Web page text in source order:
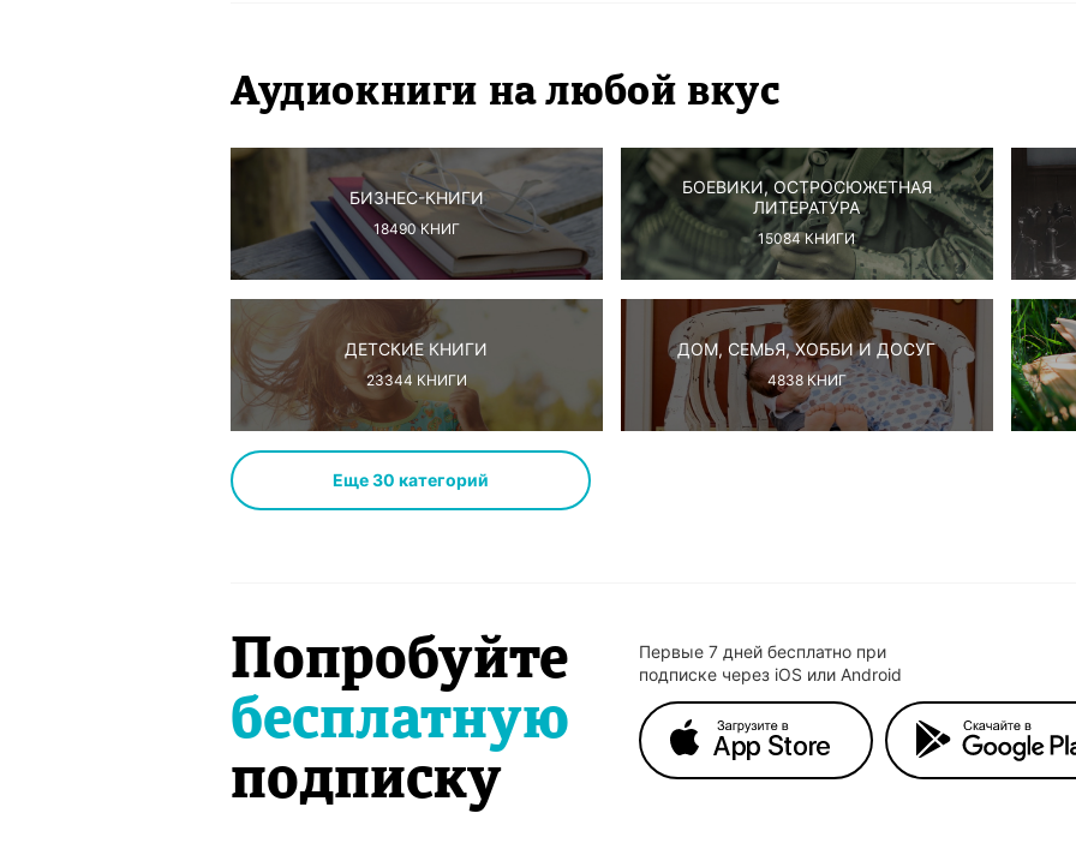
Аудиокниги на любой вкус
БИЗНЕС-КНИГИ
18490 КНИГ
БОЕВИКИ, ОСТРОСЮЖЕТНАЯ
ЛИТЕРАТУРА
15084 КНИГИ
ДЕТСКИЕ КНИГИ
23344 КНИГИ
ДОМ, СЕМЬЯ, ХОББИ И ДОСУГ
4838 КНИГ
Еще30 категорий
Попробуйте
бесплатную
подписку
Первые 7 дней бесплатно при
подписке через iOS или Android